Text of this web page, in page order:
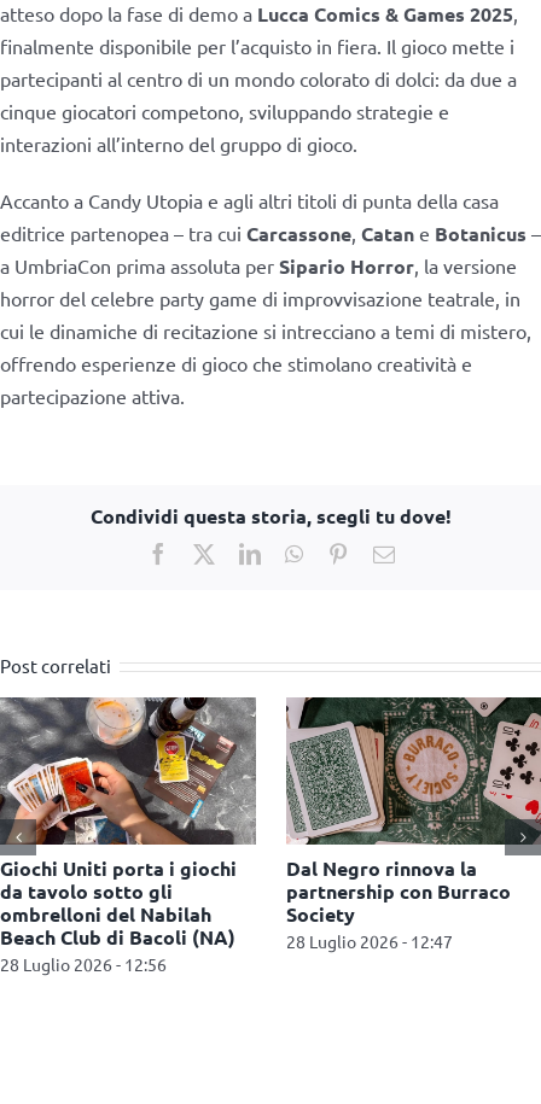
atteso dopo la fase di demo a Lucca Comics & Games 2025,
finalmente disponibile per l’acquisto in fiera. Il gioco mette i
partecipanti al centro di un mondo colorato di dolci: da due a
cinque giocatori competono, sviluppando strategie e
interazioni all’interno del gruppo di gioco.
Accanto a Candy Utopia e agli altri titoli di punta della casa
editrice partenopea – tra cui Carcassone, Catan e Botanicus –
a UmbriaCon prima assoluta per Sipario Horror, la versione
horror del celebre party game di improvvisazione teatrale, in
cui le dinamiche di recitazione si intrecciano a temi di mistero,
offrendo esperienze di gioco che stimolano creatività e
partecipazione attiva.
Condividi questa storia, scegli tu dove!
Facebook
X LinkedInWhatsApp
PinterestEmail
Post correlati
Pokémon festeggia due
anniversari e conquista il
mercato del second-hand
27 Luglio 2026 - 11:47
Nasce Combo
Milano il nuovo
appuntamento
giochi da tavolo